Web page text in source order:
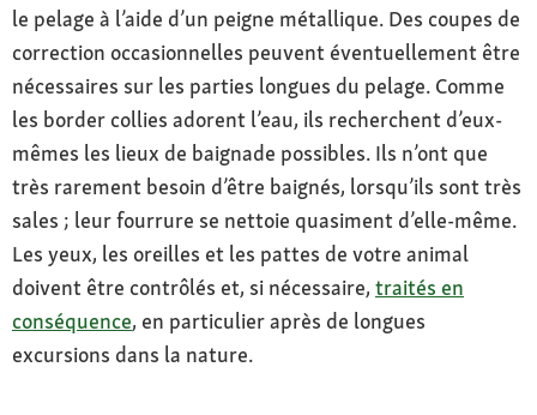
le pelage à l’aide d’un peigne métallique. Des coupes de
correction occasionnelles peuvent éventuellement être
nécessaires sur les parties longues du pelage. Comme
les border collies adorent l’eau, ils recherchent d’eux-
mêmes les lieux de baignade possibles. Ils n’ont que
très rarement besoin d’être baignés, lorsqu’ils sont très
sales ; leur fourrure se nettoie quasiment d’elle-même.
Les yeux, les oreilles et les pattes de votre animal
doivent être contrôlés et, si nécessaire, traités en
conséquence, en particulier après de longues
excursions dans la nature.